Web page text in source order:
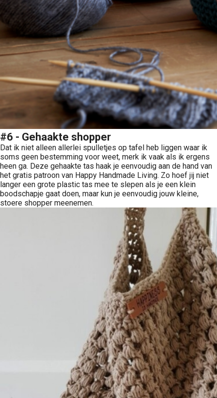
#6 - Gehaakte shopper
Dat ik niet alleen allerlei spulletjes op tafel heb liggen waar ik
soms geen bestemming voor weet, merk ik vaak als ik ergens
heen ga. Deze gehaakte tas haak je eenvoudig aan de hand van
het gratis patroon van Happy Handmade Living. Zo hoef jij niet
langer een grote plastic tas mee te slepen als je een klein
boodschapje gaat doen, maar kun je eenvoudig jouw kleine,
stoere shopper meenemen.